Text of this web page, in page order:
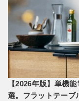
【2026年版】単機
選。フラットテーブ